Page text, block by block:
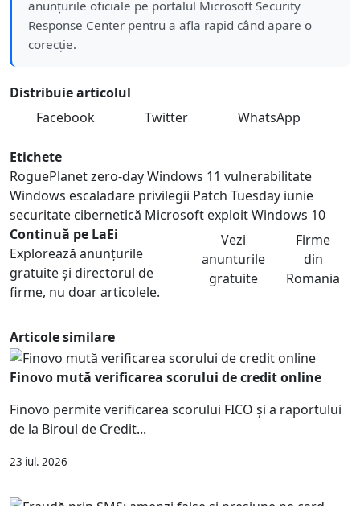
anunțurile oficiale pe portalul Microsoft Security
Response Center pentru a afla rapid când apare o
corecție.
Distribuie articolul
Facebook
Twitter WhatsApp
Etichete
RoguePlanetzero-day Windows 11 vulnerabilitate
Windows escaladare privilegii Patch Tuesday iunie
securitate cibernetică Microsoft exploit Windows 10
Continuă pe LaEi
Explorează anunțurile
gratuite și directorul de
firme, nu doar articolele.
Vezi
anunturile
gratuite
Firme
din
Romania
Articole similare
Finovo mută verificarea scorului de credit online
Finovo permite verificarea scorului FICO și a raportului
de la Biroul de Credit...
23 iul. 2026